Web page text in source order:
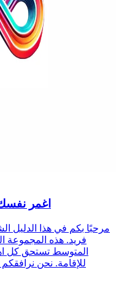
اغمر نفسك
مرحبًا بكم في هذا
فريد. هذه المجموعة
المتوسط تستحق كل
للإقامة. نحن نرافقكم